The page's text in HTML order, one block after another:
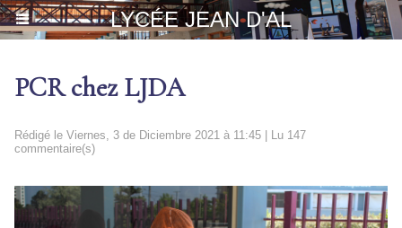
LYCÉE JEAN D'AL
PCR chez LJDA
Rédigé le Viernes, 3 de Diciembre 2021 à 11:45 | Lu 147
commentaire(s)